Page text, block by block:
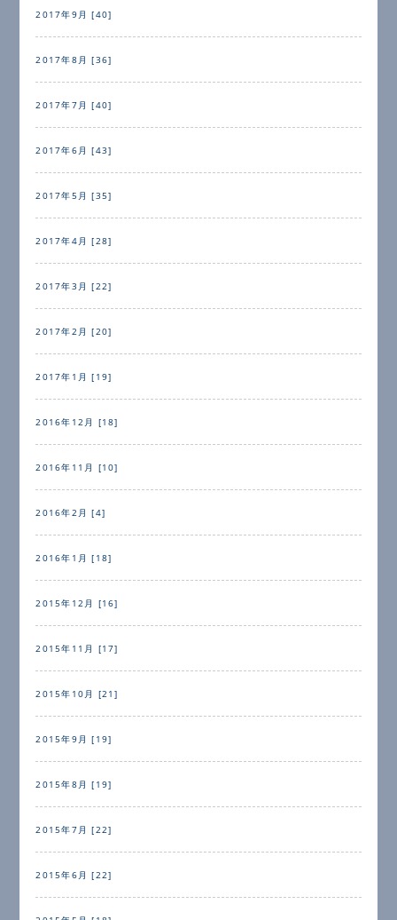
2017年9月 [40]
2017年8月 [36]
2017年7月 [40]
2017年6月 [43]
2017年5月 [35]
2017年4月 [28]
2017年3月 [22]
2017年2月 [20]
2017年1月 [19]
2016年12月 [18]
2016年11月 [10]
2016年2月 [4]
2016年1月 [18]
2015年12月 [16]
2015年11月 [17]
2015年10月 [21]
2015年9月 [19]
2015年8月 [19]
2015年7月 [22]
2015年6月 [22]